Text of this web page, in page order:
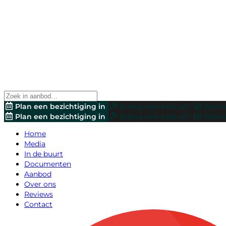
Plan een bezichtiging in Breng een bod uit!
Plan een bezichtiging in
Breng een bod uit!
Home
Media
In de buurt
Documenten
Aanbod
Over ons
Reviews
Contact